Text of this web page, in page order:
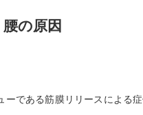
の原因
ーである筋膜リリースによる